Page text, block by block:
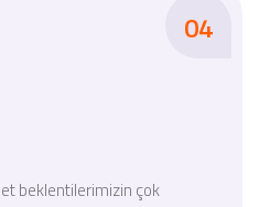
04
beklentilerimizin çok